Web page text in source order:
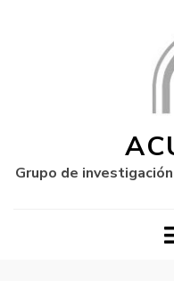
Grupo de